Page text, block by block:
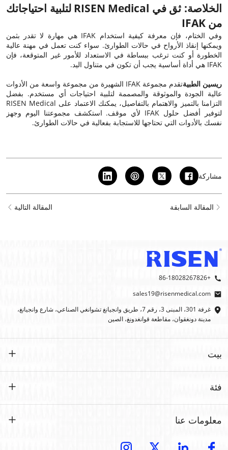
الخلاصة: ثق في RISEN Medical لتلبية احتياجاتك
من IFAK
وفي الختام، فإن معرفة كيفية استخدام IFAK هي مهارة لا تقدر بثمن
ويمكنها إنقاذ الأرواح في حالات الطوارئ. سواء كنت تعمل في مهنة عالية
الخطورة أو كنت ترغب ببساطة في الاستعداد للأمور غير المتوقعة، فإن
IFAK هي أداة أساسية يجب أن تكون في متناول اليد.
ريسين الطبية
تقدم مجموعة IFAK الشهيرة من مجموعة واسعة من الأدوات
عالية الجودة والموثوقة والمصممة لتلبية احتياجات أي مستخدم. بفضل
التزامنا بالتميز والاهتمام بالتفاصيل، يمكنك الاعتماد على RISEN Medical
لتوفير أفضل حلول IFAK لأي موقف. استكشف مجموعتنا اليوم وجهز
نفسك بالأدوات التي تحتاجها للاستجابة بفعالية في حالات الطوارئ.
مشاركة
المقالة السابقة المقالة التالية
+86-18028267826
sales19@risenmedical.com
غرفة 301، المبنى 3، رقم 7، طريق وانجيانغ تشوانغي الصناعي، شارع وانجيانغ،
مدينة دونغقوان، مقاطعة قوانغدونغ، الصين
بيت
منتجات
فئة
حسب الطلب
معلومات عنا